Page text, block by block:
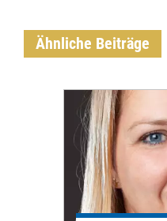
Ähnliche Beiträge